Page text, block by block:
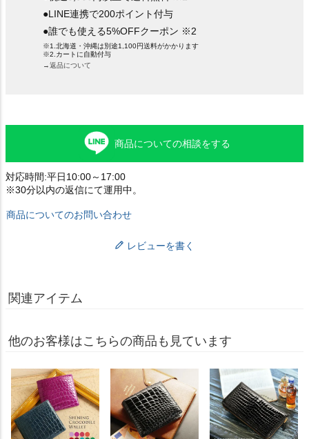
●LINE連携で200ポイント付与
●誰でも使える5%OFFクーポン ※2
※1.北海道・沖縄は別途1,100円送料がかかります
※2.カートに自動付与
→返品について
商品についての相談をする
対応時間:平日10:00～17:00
※30分以内の返信にて運用中。
商品についてのお問い合わせ
レビューを書く
関連アイテム
他のお客様はこちらの商品も見ています